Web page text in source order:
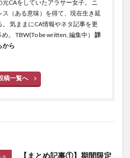
CAをしていたアラサー女子。 ニ
（ある意味）を得て、現在生き延
気ままにCA情報やネタ記事を更
。 TBW(To be written, 編集中） 詳
から
稿一覧へ
【まとめ記事①】期間限定